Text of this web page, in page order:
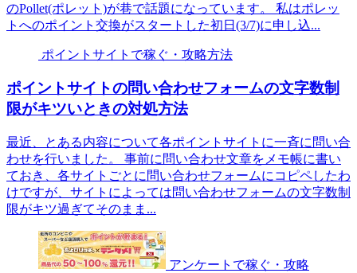
のPollet(ポレット)が巷で話題になっています。 私はポレッ
トへのポイント交換がスタートした初日(3/7)に申し込...
ポイントサイトで稼ぐ・攻略方法
ポイントサイトの問い合わせフォームの文字数制
限がキツいときの対処方法
最近、とある内容について各ポイントサイトに一斉に問い合
わせを行いました。 事前に問い合わせ文章をメモ帳に書い
ておき、各サイトごとに問い合わせフォームにコピペしたわ
けですが、サイトによっては問い合わせフォームの文字数制
限がキツ過ぎてそのまま...
アンケートで稼ぐ・攻略